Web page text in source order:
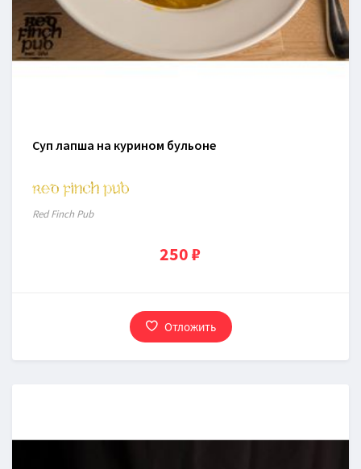
Суп лапша на курином бульоне
Red Finch Pub
250 ₽
Отложить